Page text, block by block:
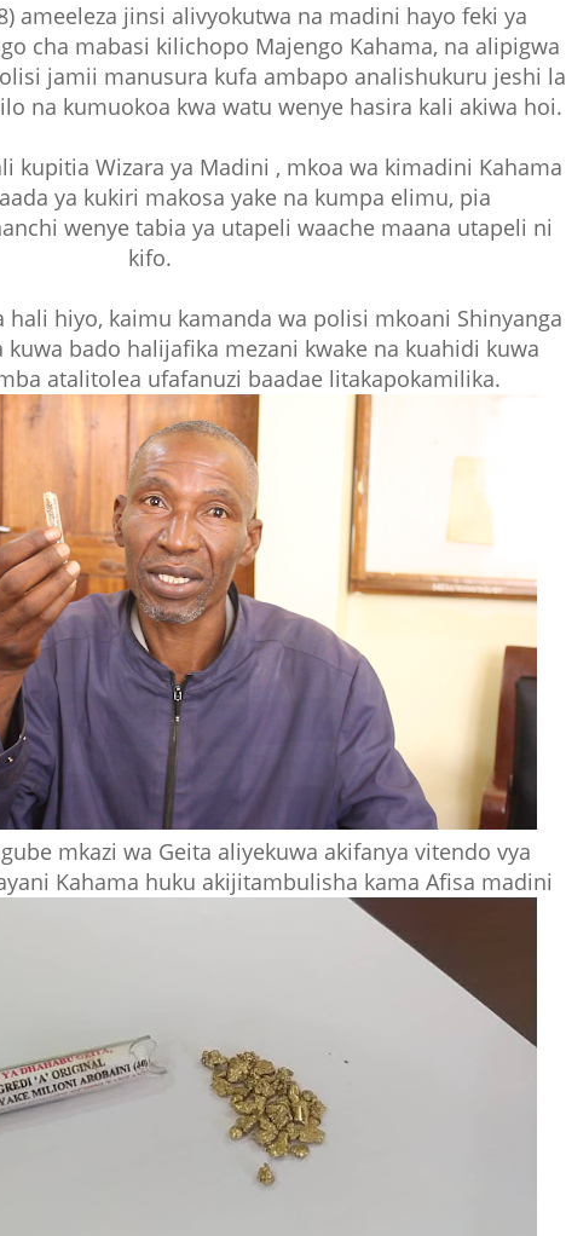
ameeleza jinsi alivyokutwa na madini hayo feki ya
cha mabasi kilichopo Majengo Kahama, na alipigwa
jamii manusura kufa ambapo analishukuru jeshi la
na kumuokoa kwa watu wenye hasira kali akiwa hoi.
kupitia Wizara ya Madini , mkoa wa kimadini Kahama
ya kukiri makosa yake na kumpa elimu, pia
wenye tabia ya utapeli waache maana utapeli ni
kifo.
hiyo, kaimu kamanda wa polisi mkoani Shinyanga
kuwa bado halijafika mezani kwake na kuahidi kuwa
atalitolea ufafanuzi baadae litakapokamilika.
mkazi wa Geita aliyekuwa akifanya vitendo vya
Kahama huku akijitambulisha kama Afisa madini